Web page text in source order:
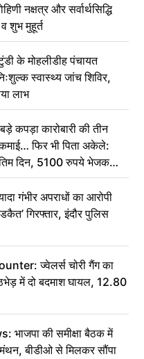
नक्षत्र और सर्वार्थसिद्धि
शुभ मुहूर्त
के मोहलीडीह पंचायत
स्वास्थ्य जांच शिविर,
लाभ
कारोबारी की तीन
फिर भी पिता अकेले:
दिन, 5100 रुपये भेजकर
कर दीजिए हम नहीं आ पाएंगे
गंभीर अपराधों का आरोपी
गिरफ्तार, इंदौर पुलिस
ज्वेलर्स चोरी गैंग का
में दो बदमाश घायल, 12.80
भाजपा की समीक्षा बैठक में
बीडीओ से मिलकर सौंपा